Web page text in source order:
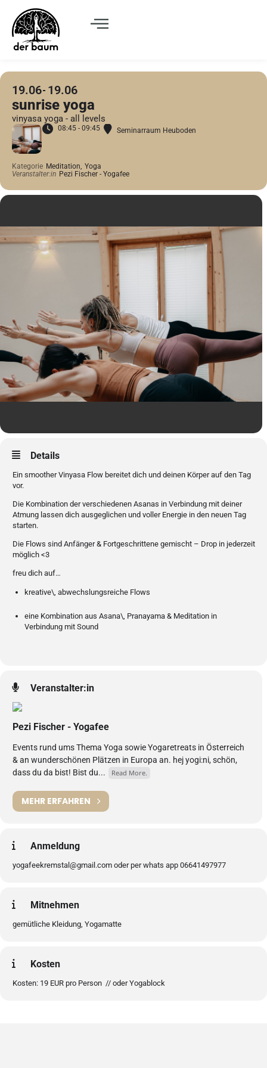
19.06 19.06
sunrise yoga
vinyasa yoga - all levels
08:45 - 09:45 Seminarraum Heuboden
Kategorie Meditation, Yoga
Veranstalter:in Pezi Fischer - Yogafee
Details
Ein smoother Vinyasa Flow bereitet dich und deinen Körper auf den Tag
vor.
Die Kombination der verschiedenen Asanas in Verbindung mit deiner
Atmung lassen dich ausgeglichen und voller Energie in den neuen Tag
starten.
Die Flows sind Anfänger & Fortgeschrittene gemischt – Drop in jederzeit
möglich <3
freu dich auf…
kreative\, abwechslungsreiche Flows
eine Kombination aus Asana\, Pranayama & Meditation in
Verbindung mit Sound
Veranstalter:in
Pezi Fischer - Yogafee
Events rund ums Thema Yoga sowie Yogaretreats in Österreich
& an wunderschönen Plätzen in Europa an. hej yogi:ni, schön,
dass du da bist! Bist du...
Read More.
MEHR ERFAHREN
Anmeldung
yogafeekremstal@gmail.com oder per whats app 06641497977
Mitnehmen
gemütliche Kleidung, Yogamatte
Kosten
Kosten: 19 EUR pro Person // oder Yogablock